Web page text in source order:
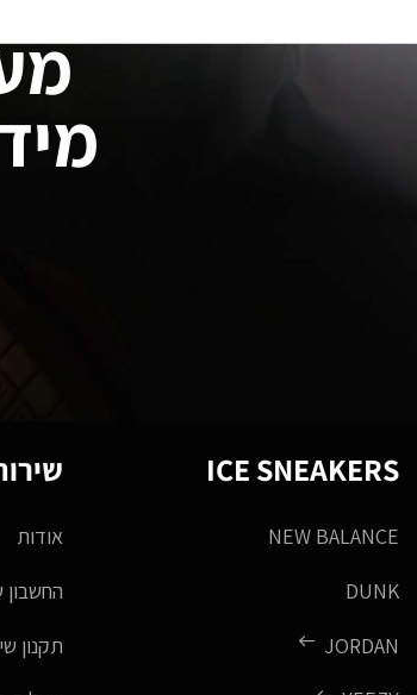
ICE SNEAKERS
NEW BALANCE
DUNK
JORDAN
אודות
החשבון
תקנון